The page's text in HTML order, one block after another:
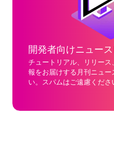
開発者向けニュー
チュートリアル、リリー
報をお届けする月刊ニュー
い。スパムはご遠慮くださ